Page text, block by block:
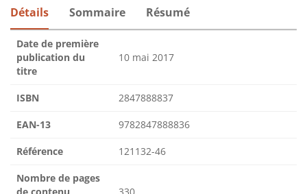
Détails Sommaire Résumé
Date de première
publication du
titre
10 mai 2017
ISBN 2847888837
EAN-13 9782847888836
Référence 121132-46
Nombre de pages